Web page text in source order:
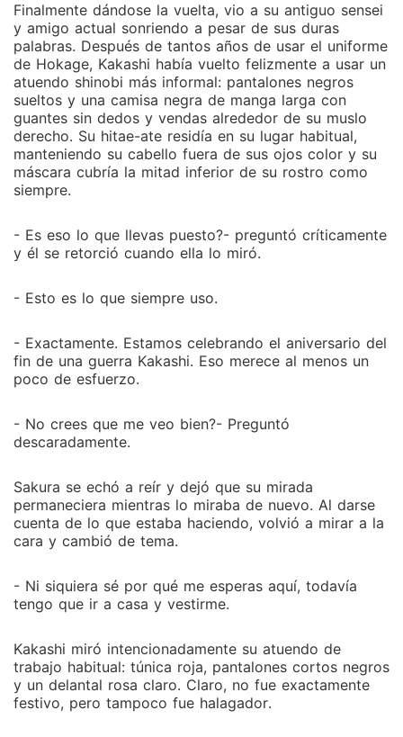
Finalmente dándose la vuelta, vio a su antiguo sensei
y amigo actual sonriendo a pesar de sus duras
palabras. Después de tantos años de usar el uniforme
de Hokage, Kakashi había vuelto felizmente a usar un
atuendo shinobi más informal: pantalones negros
sueltos y una camisa negra de manga larga con
guantes sin dedos y vendas alrededor de su muslo
derecho. Su hitae-ate residía en su lugar habitual,
manteniendo su cabello fuera de sus ojos color y su
máscara cubría la mitad inferior de su rostro como
siempre.
- Es eso lo que llevas puesto?- preguntó críticamente
y él se retorció cuando ella lo miró.
- Esto es lo que siempre uso.
- Exactamente. Estamos celebrando el aniversario del
fin de una guerra Kakashi. Eso merece al menos un
poco de esfuerzo.
- No crees que me veo bien?- Preguntó
descaradamente.
Sakura se echó a reír y dejó que su mirada
permaneciera mientras lo miraba de nuevo. Al darse
cuenta de lo que estaba haciendo, volvió a mirar a la
cara y cambió de tema.
- Ni siquiera sé por qué me esperas aquí, todavía
tengo que ir a casa y vestirme.
Kakashi miró intencionadamente su atuendo de
trabajo habitual: túnica roja, pantalones cortos negros
y un delantal rosa claro. Claro, no fue exactamente
festivo, pero tampoco fue halagador.